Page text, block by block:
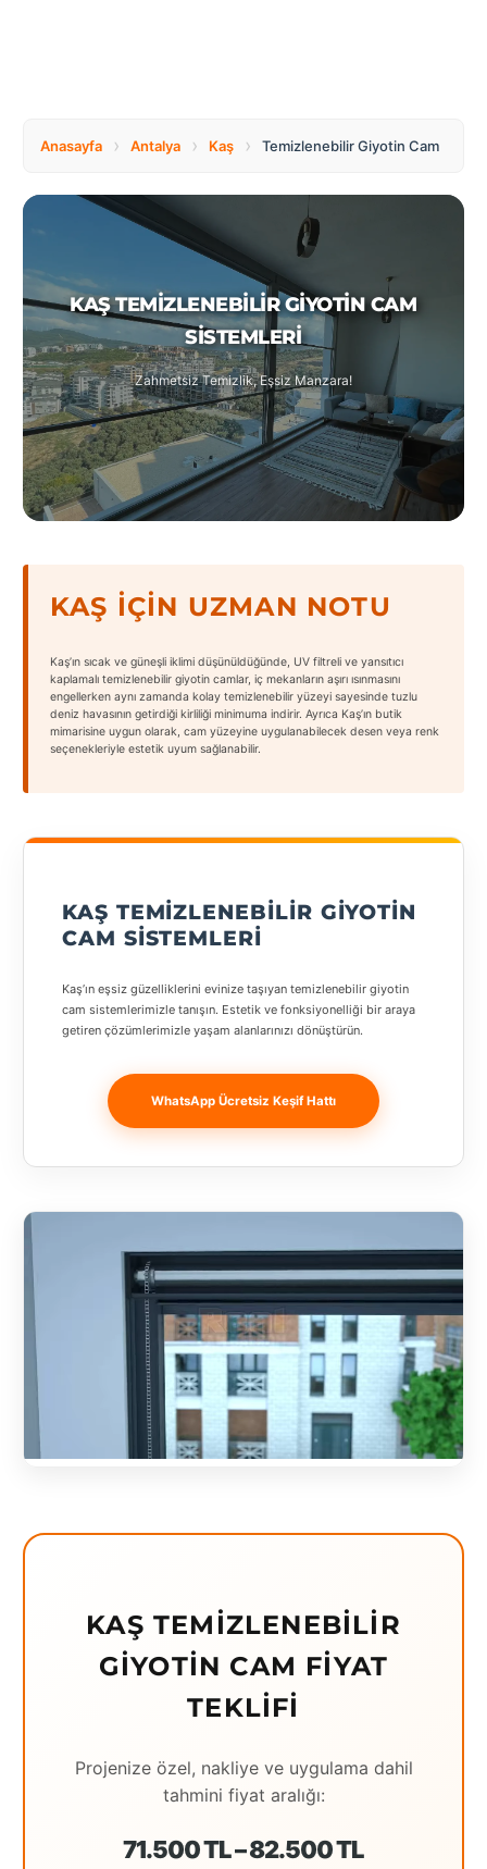
Anasayfa › Antalya › Kaş › Temizlenebilir Giyotin Cam
KAŞ TEMIZLENEBILIR GIYOTIN CAM
SISTEMLERI
Zahmetsiz Temizlik, Eşsiz Manzara!
KAŞ İÇIN UZMAN NOTU
Kaş’ın sıcak ve güneşli iklimi düşünüldüğünde, UV filtreli ve yansıtıcı
kaplamalı temizlenebilir giyotin camlar, iç mekanların aşırı ısınmasını
engellerken aynı zamanda kolay temizlenebilir yüzeyi sayesinde tuzlu
deniz havasının getirdiği kirliliği minimuma indirir. Ayrıca Kaş’ın butik
mimarisine uygun olarak, cam yüzeyine uygulanabilecek desen veya renk
seçenekleriyle estetik uyum sağlanabilir.
KAŞ TEMIZLENEBILIR GIYOTIN
CAM SISTEMLERI
Kaş’ın eşsiz güzelliklerini evinize taşıyan temizlenebilir giyotin
cam sistemlerimizle tanışın. Estetik ve fonksiyonelliği bir araya
getiren çözümlerimizle yaşam alanlarınızı dönüştürün.
WhatsApp Ücretsiz Keşif Hattı
KAŞ TEMIZLENEBILIR
GIYOTIN CAM FIYAT
TEKLIFI
Projenize özel, nakliye ve uygulama dahil
tahmini fiyat aralığı:
71.500 TL – 82.500 TL
Bulgaria
Canada
Czech
Netherlands
Poland
Romania
Switzerland
Turkey
United
States
Şehirler
Adana
Aydın
Balıkesir
Banja
Luka
Bulgaristan
Çanakkale
Diyarbakır
Edirne
Erzincan
Erzrum
Gaziantep